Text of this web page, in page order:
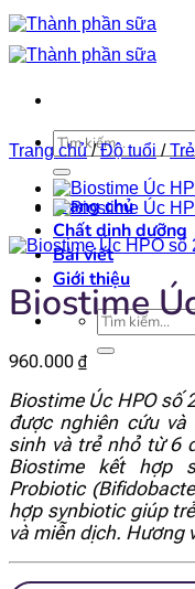
Bỏ
qua
nội
Tìm
kiếm:
Trang chủ
Chất dinh dưỡng
Bài viết
Giới thiệu
Tìm
kiếm:
Trang chủ / Độ tuổi /
Biostime
960.000 ₫
Biostime Úc HPO số
được nghiên cứu
sinh và trẻ nhỏ từ 6
Biostime kết hợp
Probiotic
hợp synbiotic giúp
và miễn dịch. Hương